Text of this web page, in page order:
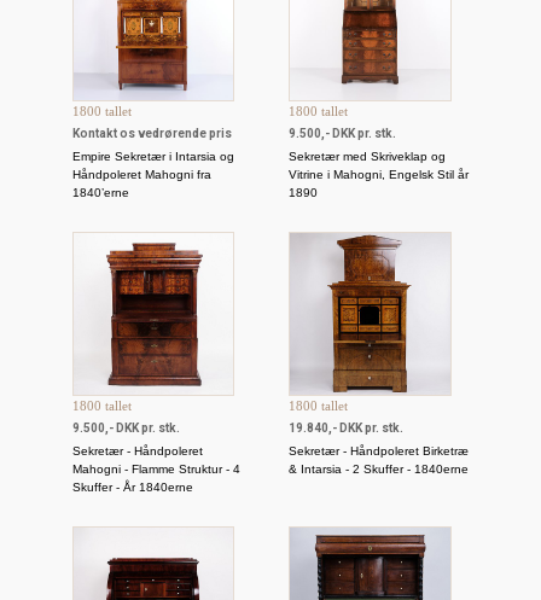
1800 tallet
Kontakt os vedrørende pris
Empire Sekretær i Intarsia og
Håndpoleret Mahogni fra
1840’erne
1800 tallet
9.500,- DKK pr. stk.
Sekretær med Skriveklap og
Vitrine i Mahogni, Engelsk Stil år
1890
1800 tallet
9.500,- DKK pr. stk.
Sekretær - Håndpoleret
Mahogni - Flamme Struktur - 4
Skuffer - År 1840erne
1800 tallet
19.840,- DKK pr. stk.
Sekretær - Håndpoleret Birketræ
& Intarsia - 2 Skuffer - 1840erne